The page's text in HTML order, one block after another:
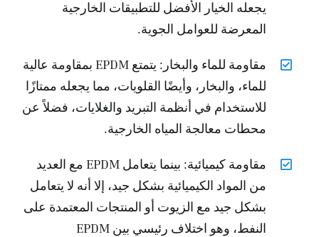
يجعله الخيار الأفضل للتطبيقات الخارجية
المعرضة للعوامل الجوية.
مقاومة للماء والبخار: يتمتع EPDM بمقاومة عالية
للماء، والبخار، وأيضًا القلويات، مما يجعله ممتازًا
للاستخدام في أنظمة التبريد والغلايات، فضلاً عن
محطات معالجة المياه الخارجية.
مقاومة كيميائية: بينما يتعامل EPDM مع العديد
من المواد الكيميائية بشكل جيد، إلا أنه لا يتعامل
بشكل جيد مع الزيوت أو المنتجات المعتمدة على
النفط، وهو اختلاف رئيسي بين EPDM